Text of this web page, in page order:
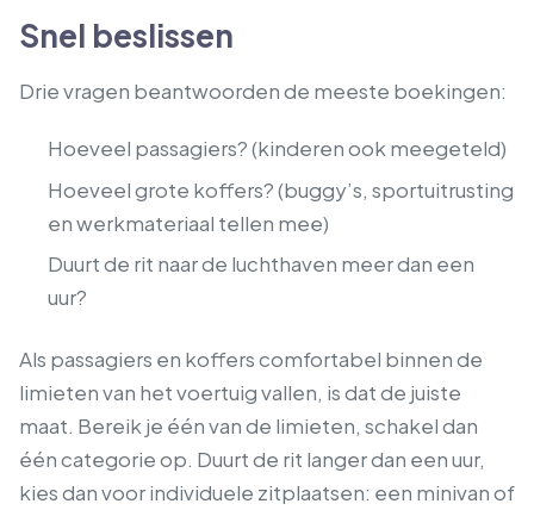
Snel beslissen
Drie vragen beantwoorden de meeste boekingen:
Hoeveel passagiers? (kinderen ook meegeteld)
Hoeveel grote koffers? (buggy’s, sportuitrusting
en werkmateriaal tellen mee)
Duurt de rit naar de luchthaven meer dan een
uur?
Als passagiers en koffers comfortabel binnen de
limieten van het voertuig vallen, is dat de juiste
maat. Bereik je één van de limieten, schakel dan
één categorie op. Duurt de rit langer dan een uur,
kies dan voor individuele zitplaatsen: een minivan of